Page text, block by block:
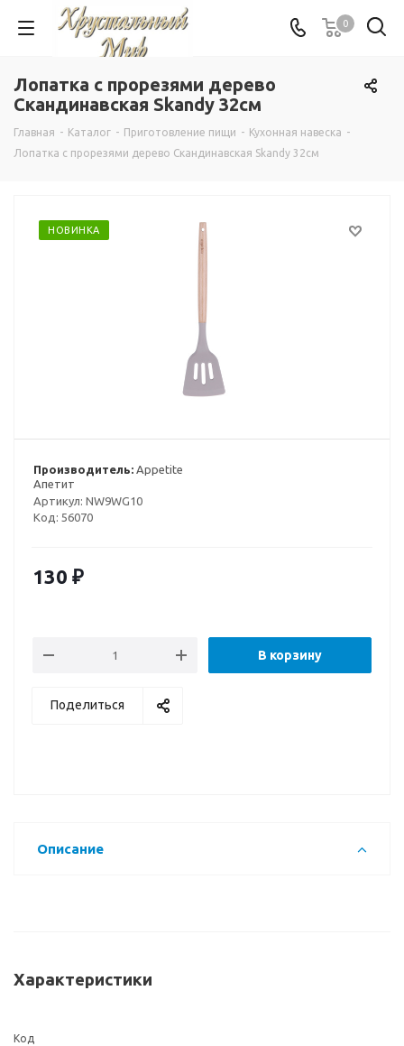
0
Лопатка с прорезями дерево
Скандинавская Skandy 32см
Главная - Каталог - Приготовление пищи - Кухонная навеска -
Лопатка с прорезями дерево Скандинавская Skandy 32см
НОВИНКА
Производитель: Appetite
Апетит
Артикул: NW9WG10
Код: 56070
130 ₽
В корзину
Поделиться
Описание
Характеристики
Код